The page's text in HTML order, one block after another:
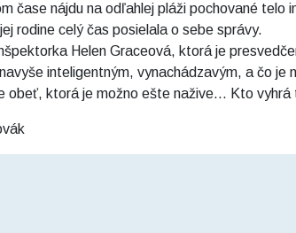
čase nájdu na odľahlej pláži pochované
rodine celý čas posielala o sebe správy.
Helen Graceová, ktorá je
inteligentným, vynachádzavým, a čo
obeť, ktorá je možno ešte nažive... Kto